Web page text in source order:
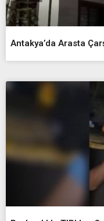
Antakya’da Arasta